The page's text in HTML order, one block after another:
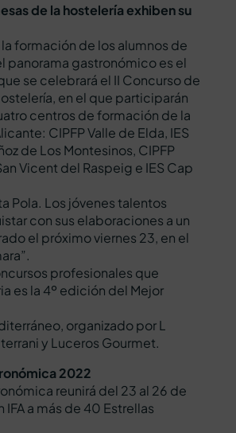
de la hostelería exhiben su
la formación de los alumnos de
panorama gastronómico es el
se celebrará el II Concurso de
en el que participarán
centros de formación de la
CIPFP Valle de Elda, IES
de Los Montesinos, CIPFP
Vicent del Raspeig e IES Cap
Pola. Los jóvenes talentos
con sus elaboraciones a un
el próximo viernes 23, en el
profesionales que
es la 4º edición del Mejor
organizado por L
y Luceros Gourmet.
2022
reunirá del 23 al 26 de
a más de 40 Estrellas